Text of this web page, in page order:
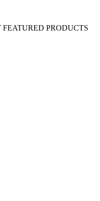
PRODUCTS